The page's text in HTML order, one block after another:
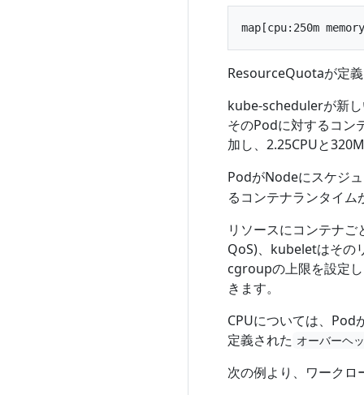
ResourceQuotaが定
kube-schedulerが新
そのPodに対するコン
加し、2.25CPUと
PodがNodeにスケジ
るコンテナランタイ
リソースにコンテナ
QoS)、kubeletはその
cgroupの上限を設定
きます。
CPUについては、
定義された オーバーヘ
次の例より、ワーク